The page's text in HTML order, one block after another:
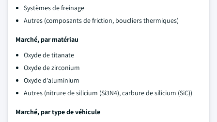
Systèmes de freinage
Autres (composants de friction, boucliers thermiques)
Marché, par matériau
Oxyde de titanate
Oxyde de zirconium
Oxyde d'aluminium
Autres (nitrure de silicium (Si3N4), carbure de silicium (SiC))
Marché, par type de véhicule